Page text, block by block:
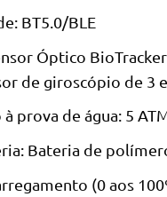
BT5.0/BLE
Óptico
de giroscópio de 3
à prova de água: 5
Bateria de
(0 aos